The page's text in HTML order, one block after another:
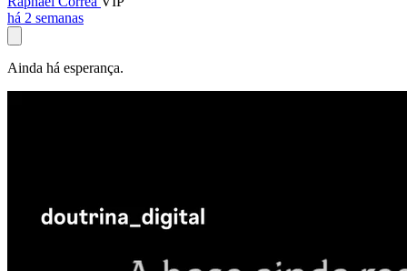
há 2 semanas
Ainda há esperança.